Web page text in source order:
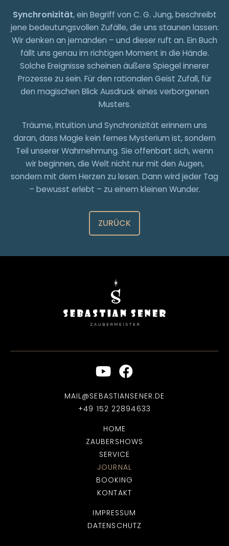
Synchronizität, ein Begriff von C. G. Jung, beschreibt
jene bedeutungsvollen Zufälle, die uns staunen lassen:
Wir denken an jemanden – und dieser ruft an. Ein Buch
fällt uns genau im richtigen Moment in die Hände.
Solche Ereignisse scheinen äußere Spiegel innerer
Prozesse zu sein. Für den rationalen Geist Zufall, für
den magischen Blick Ausdruck eines verborgenen
Musters.
Träume, Intuition und Synchronizität erinnern uns
daran, dass Magie kein fernes Mysterium ist, sondern
Teil unserer Wahrnehmung. Sie offenbart sich, wenn
wir beginnen, die Welt nicht nur mit den Augen,
sondern mit dem Herzen zu lesen. Dann wird jeder Tag
– bewusst erlebt – zu einem kleinen Wunder.
ZURÜCK
MAIL@SEBASTIANSENER.DE
+49 152 22894633
HOME
ZAUBERSHOWS
SERVICE
JOURNAL
BOOKING
KONTAKT
IMPRESSUM
DATENSCHUTZ